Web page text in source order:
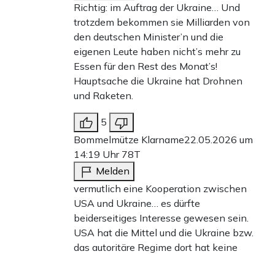
Richtig: im Auftrag der Ukraine… Und
trotzdem bekommen sie Milliarden von
den deutschen Minister’n und die
eigenen Leute haben nicht’s mehr zu
Essen für den Rest des Monat’s!
Hauptsache die Ukraine hat Drohnen
und Raketen.
5
Bommelmütze Klarname22.05.2026 um
14:19 Uhr 78T
Melden
vermutlich eine Kooperation zwischen
USA und Ukraine… es dürfte
beiderseitiges Interesse gewesen sein.
USA hat die Mittel und die Ukraine bzw.
das autoritäre Regime dort hat keine